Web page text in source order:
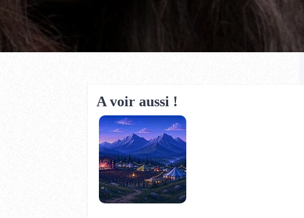
A voir aussi !